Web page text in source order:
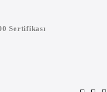
Sertifikası